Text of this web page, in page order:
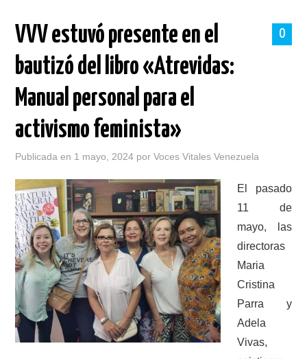
SOBRE VOCES VITALES
HISTORIAS DE EXITO
BOLETINES
CONTACTO
MÁS +
0
VVV estuvó presente en el
bautizó del libro «Atrevidas:
Manual personal para el
activismo feminista»
Publicada en 1 mayo, 2024 porVoces Vitales Venezuela
El pasado
11 de
mayo, las
directoras
Maria
Cristina
Parra y
Adela
Vivas,